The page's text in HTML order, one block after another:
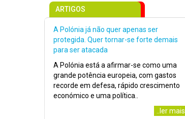
ARTIGOS
A Polónia já não quer apenas ser
protegida. Quer tornar-se forte demais
para ser atacada
A Polónia está a afirmar-se como uma
grande potência europeia, com gastos
recorde em defesa, rápido crescimento
económico e uma política..
..ler mais